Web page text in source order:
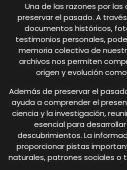
Una de las razones por
preservar el pasado. A
documentos históricos,
testimonios personales,
memoria colectiva de
archivos nos permiten
origen y evolución
Además de preservar el
ayuda a comprender el
ciencia y la investigación,
esencial para
descubrimientos. La
proporcionar pistas
naturales, patrones sociales o